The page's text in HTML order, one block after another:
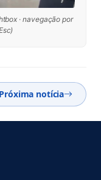
· navegação por
Próxima notícia